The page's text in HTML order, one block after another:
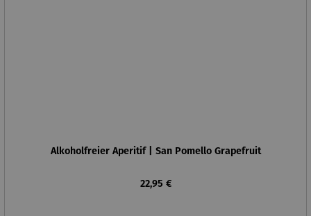
Alkoholfreier Aperitif | San Pomello Grapefruit
Regulärer Preis:
22,95 €